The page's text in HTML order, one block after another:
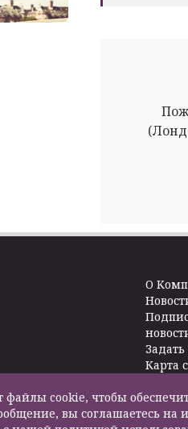
O
Задать
Карта
файлы cookie, чтобы
вы соглашаетесь